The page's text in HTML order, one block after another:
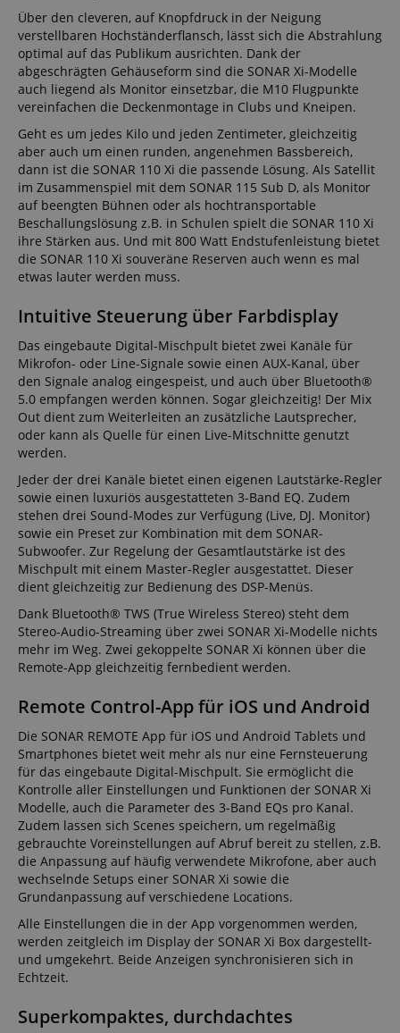
Über den cleveren, auf Knopfdruck in der Neigung
verstellbaren Hochständerflansch, lässt sich die Abstrahlung
optimal auf das Publikum ausrichten. Dank der
abgeschrägten Gehäuseform sind die SONAR Xi-Modelle
auch liegend als Monitor einsetzbar, die M10 Flugpunkte
vereinfachen die Deckenmontage in Clubs und Kneipen.
Geht es um jedes Kilo und jeden Zentimeter, gleichzeitig
aber auch um einen runden, angenehmen Bassbereich,
dann ist die SONAR 110 Xi die passende Lösung. Als Satellit
im Zusammenspiel mit dem SONAR 115 Sub D, als Monitor
auf beengten Bühnen oder als hochtransportable
Beschallungslösung z.B. in Schulen spielt die SONAR 110 Xi
ihre Stärken aus. Und mit 800 Watt Endstufenleistung bietet
die SONAR 110 Xi souveräne Reserven auch wenn es mal
etwas lauter werden muss.
Intuitive Steuerung über Farbdisplay
Das eingebaute Digital-Mischpult bietet zwei Kanäle für
Mikrofon- oder Line-Signale sowie einen AUX-Kanal, über
den Signale analog eingespeist, und auch über Bluetooth®
5.0 empfangen werden können. Sogar gleichzeitig! Der Mix
Out dient zum Weiterleiten an zusätzliche Lautsprecher,
oder kann als Quelle für einen Live-Mitschnitte genutzt
werden.
Jeder der drei Kanäle bietet einen eigenen Lautstärke-Regler
sowie einen luxuriös ausgestatteten 3-Band EQ. Zudem
stehen drei Sound-Modes zur Verfügung (Live, DJ. Monitor)
sowie ein Preset zur Kombination mit dem SONAR-
Subwoofer. Zur Regelung der Gesamtlautstärke ist des
Mischpult mit einem Master-Regler ausgestattet. Dieser
dient gleichzeitig zur Bedienung des DSP-Menüs.
Dank Bluetooth® TWS (True Wireless Stereo) steht dem
Stereo-Audio-Streaming über zwei SONAR Xi-Modelle nichts
mehr im Weg. Zwei gekoppelte SONAR Xi können über die
Remote-App gleichzeitig fernbedient werden.
Remote Control-App für iOS und Android
Die SONAR REMOTE App für iOS und Android Tablets und
Smartphones bietet weit mehr als nur eine Fernsteuerung
für das eingebaute Digital-Mischpult. Sie ermöglicht die
Kontrolle aller Einstellungen und Funktionen der SONAR Xi
Modelle, auch die Parameter des 3-Band EQs pro Kanal.
Zudem lassen sich Scenes speichern, um regelmäßig
gebrauchte Voreinstellungen auf Abruf bereit zu stellen, z.B.
die Anpassung auf häufig verwendete Mikrofone, aber auch
wechselnde Setups einer SONAR Xi sowie die
Grundanpassung auf verschiedene Locations.
Alle Einstellungen die in der App vorgenommen werden,
werden zeitgleich im Display der SONAR Xi Box dargestellt-
und umgekehrt. Beide Anzeigen synchronisieren sich in
Echtzeit.
Superkompaktes, durchdachtes